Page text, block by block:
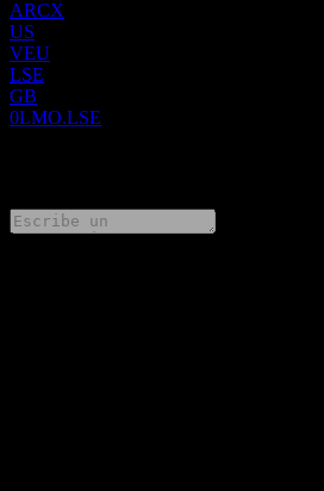
ARCX
US
VEU
LSE
GB
0LMO.LSE